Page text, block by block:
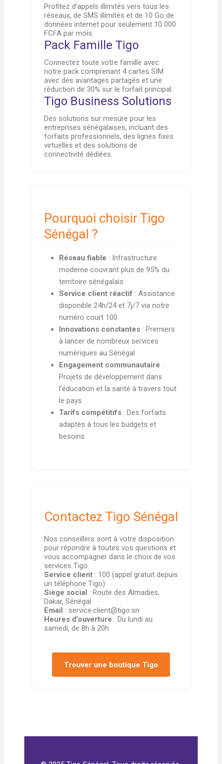
Profitez d’appels illimités vers tous les
réseaux, de SMS illimités et de 10 Go de
données internet pour seulement 10 000
FCFA par mois.
Pack Famille Tigo
Connectez toute votre famille avec
notre pack comprenant 4 cartes SIM
avec des avantages partagés et une
réduction de 30% sur le forfait principal.
Tigo Business Solutions
Des solutions sur mesure pour les
entreprises sénégalaises, incluant des
forfaits professionnels, des lignes fixes
virtuelles et des solutions de
connectivité dédiées.
Pourquoi choisir Tigo
Sénégal ?
Réseau fiable : Infrastructure
moderne couvrant plus de 95% du
territoire sénégalais
Service client réactif : Assistance
disponible 24h/24 et 7j/7 via notre
numéro court 100
Innovations constantes: Premiers
à lancer de nombreux services
numériques au Sénégal
Engagement communautaire :
Projets de développement dans
l’éducation et la santé à travers tout
le pays
Tarifs compétitifs: Des forfaits
adaptés à tous les budgets et
besoins
Contactez Tigo Sénégal
Nos conseillers sont à votre disposition
pour répondre à toutes vos questions et
vous accompagner dans le choix de vos
services Tigo.
Service client: 100 (appel gratuit depuis
un téléphone Tigo)
Siège social : Route des Almadies,
Dakar, Sénégal
Email : service.client@tigo.sn
Heures d’ouverture : Du lundi au
samedi, de 8h à 20h
Trouver une boutique Tigo